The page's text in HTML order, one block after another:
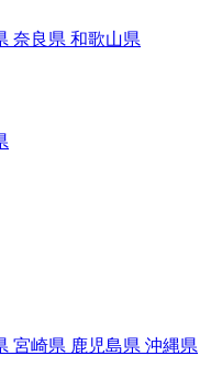
奈良県 和歌山県
宮崎県 鹿児島県 沖縄県